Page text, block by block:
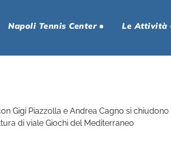
Napoli Tennis Center Le Attività